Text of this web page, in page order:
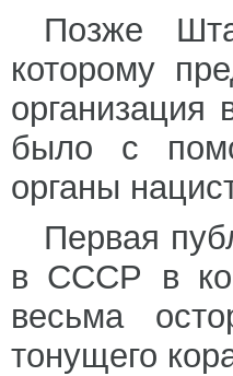
Позже
которому
организация
было с
органы
Первая
в СССР в
весьма
тонущего